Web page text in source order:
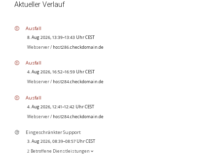
Aktueller Verlauf
Ausfall
8. Aug 2026, 13:39–13:43 Uhr CEST
Webserver / host286.checkdomain.de
Ausfall
4. Aug 2026, 16:52–16:59 Uhr CEST
Webserver / host284.checkdomain.de
Ausfall
4. Aug 2026, 12:41–12:42 Uhr CEST
Webserver / host284.checkdomain.de
Eingeschränkter Support
3. Aug 2026, 08:39–08:57 Uhr CEST
2 Betroffene Dienstleistungen